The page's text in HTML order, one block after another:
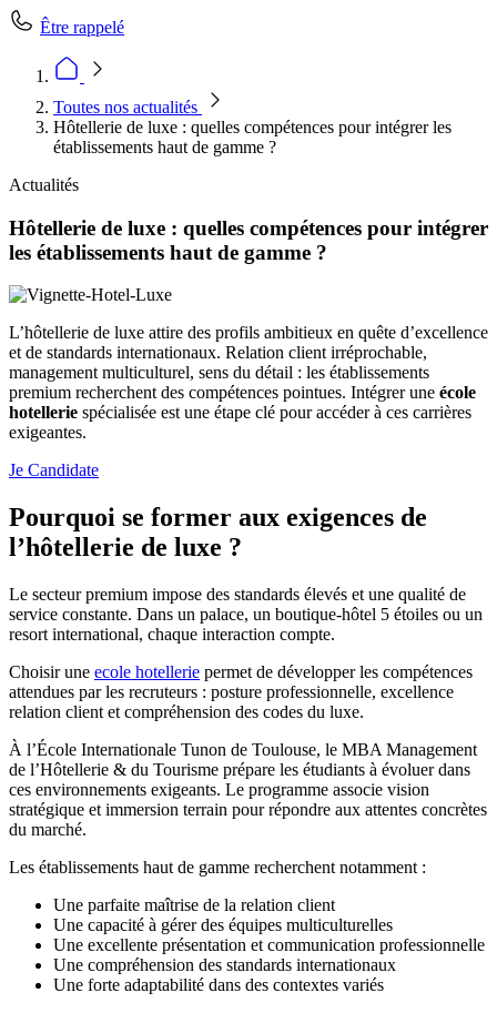
Être rappelé
Toutes nos actualités
Hôtellerie de luxe : quelles compétences pour intégrer les
établissements haut de gamme ?
Actualités
Hôtellerie de luxe : quelles compétences pour intégrer
les établissements haut de gamme ?
L’hôtellerie de luxe attire des profils ambitieux en quête d’excellence
et de standards internationaux. Relation client irréprochable,
management multiculturel, sens du détail : les établissements
premium recherchent des compétences pointues. Intégrer une école
hotellerie spécialisée est une étape clé pour accéder à ces carrières
exigeantes.
Je Candidate
Pourquoi se former aux exigences de
l’hôtellerie de luxe ?
Le secteur premium impose des standards élevés et une qualité de
service constante. Dans un palace, un boutique-hôtel 5 étoiles ou un
resort international, chaque interaction compte.
Choisir une ecole hotellerie permet de développer les compétences
attendues par les recruteurs : posture professionnelle, excellence
relation client et compréhension des codes du luxe.
À l’École Internationale Tunon de Toulouse, le MBA Management
de l’Hôtellerie & du Tourisme prépare les étudiants à évoluer dans
ces environnements exigeants. Le programme associe vision
stratégique et immersion terrain pour répondre aux attentes concrètes
du marché.
Les établissements haut de gamme recherchent notamment :
Une parfaite maîtrise de la relation client
Une capacité à gérer des équipes multiculturelles
Une excellente présentation et communication professionnelle
Une compréhension des standards internationaux
Une forte adaptabilité dans des contextes variés